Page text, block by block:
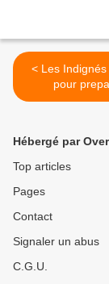
< Les Indignés : 89 jours
pour
mobilisation
Hébergé par
Top articles
Pages
Contact
Signaler un abus
C.G.U.